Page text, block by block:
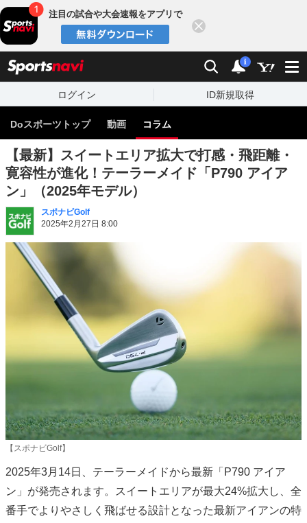
注目の試合や大会速報をアプリで
検索 通知
i
ログイン ID新規取得
Doスポーツトップ 動画 コラム
【最新】スイートエリア拡大で打感・飛距離・
寛容性が進化！テーラーメイド「P790 アイア
ン」（2025年モデル）
スポナビGolf
2025年2月27日 8:00
【スポナビGolf】
2025年3月14日、テーラーメイドから最新「P790 アイア
ン」が発売されます。スイートエリアが最大24%拡大し、全
番手でよりやさしく飛ばせる設計となった最新アイアンの特